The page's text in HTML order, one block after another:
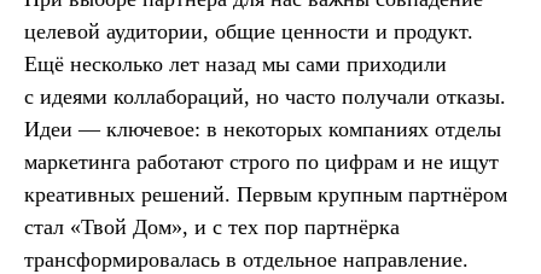
целевой аудитории, общие ценности и продукт.
Ещё несколько лет назад мы сами приходили
с идеями коллабораций, но часто получали отказы.
Идеи — ключевое: в некоторых компаниях отделы
маркетинга работают строго по цифрам и не ищут
креативных решений. Первым крупным партнёром
стал «Твой Дом», и с тех пор партнёрка
трансформировалась в отдельное направление.